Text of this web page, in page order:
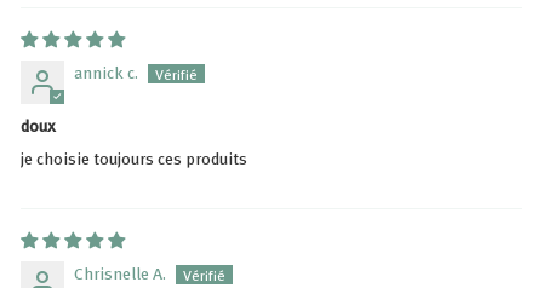
annick c.
doux
je choisie toujours ces produits
Chrisnelle A.